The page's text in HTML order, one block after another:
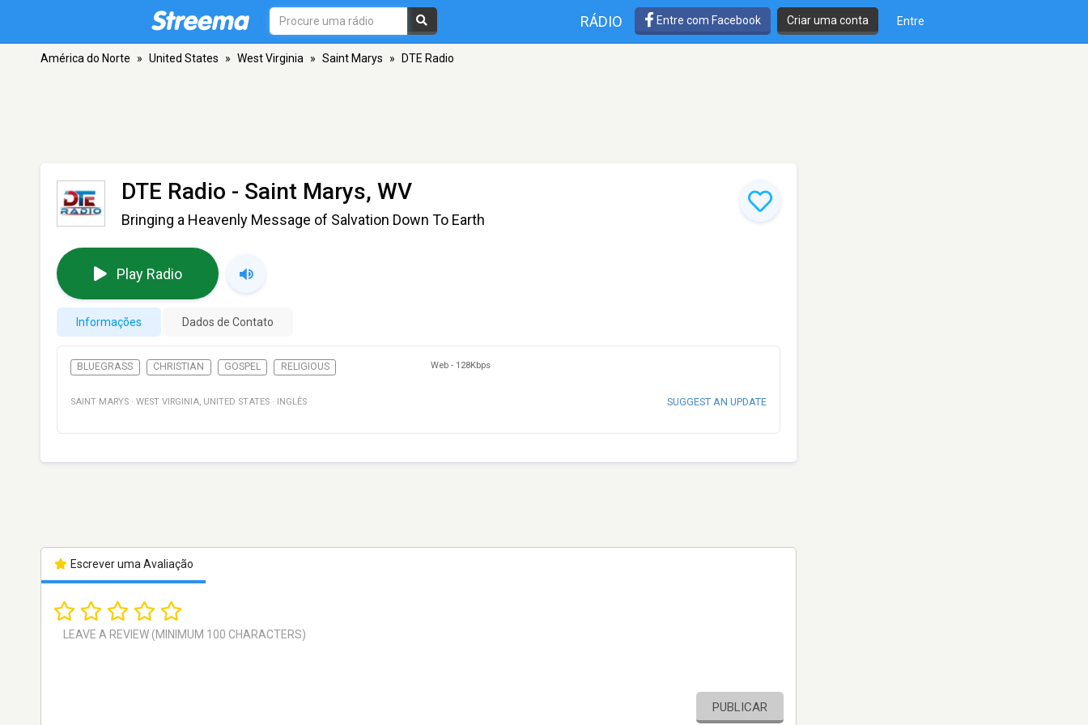
RÁDIO Entre com Facebook Criar uma conta Entre
América do Norte » United States » West Virginia » Saint Marys » DTE Radio
DTE Radio - Saint Marys, WV
Bringing a Heavenly Message of Salvation Down To Earth
Play Radio
Informações Dados de Contato
BLUEGRASS CHRISTIAN GOSPEL RELIGIOUS Web - 128Kbps
SAINT MARYS · WEST VIRGINIA, UNITED STATES · INGLÊS SUGGEST AN UPDATE
Escrever uma Avaliação
PUBLICAR